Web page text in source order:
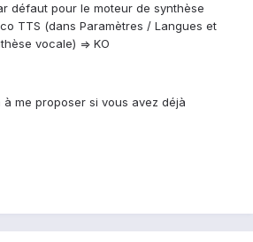
défaut pour le moteur de synthèse
TTS (dans Paramètres / Langues et
vocale) => KO
me proposer si vous avez déjà